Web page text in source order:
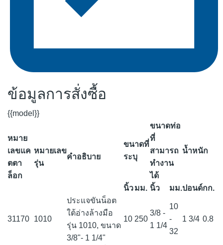
ข้อมูลการสั่งซื้อ
{{model}}
หมาย
เลขแค
ตตา
ล็อก
หมายเลข
รุ่น
คำอธิบาย
ขนาดที่
ระบุ
ขนาดท่อ
ที่
สามารถ
ทำงาน
ได้
น้ำหนัก
นิ้วมม. นิ้ว มม.ปอนด์กก.
31170 1010
ประแจขันน็อต
ใต้อ่างล้างมือ
รุ่น 1010, ขนาด
3/8"- 1 1/4"
10 250
3/8 -
1 1/4
10
-
32
1 3/4 0.8